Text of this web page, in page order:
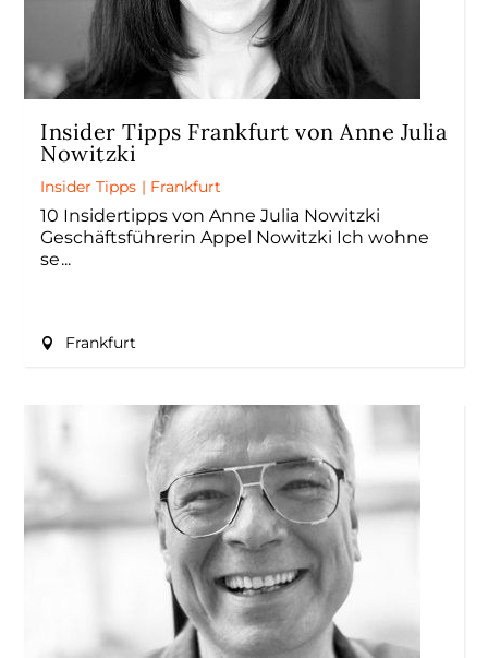
Insider Tipps Frankfurt von Anne Julia
Nowitzki
Insider Tipps | Frankfurt
10 Insidertipps von Anne Julia Nowitzki
Geschäftsführerin Appel Nowitzki Ich wohne
se
Frankfurt